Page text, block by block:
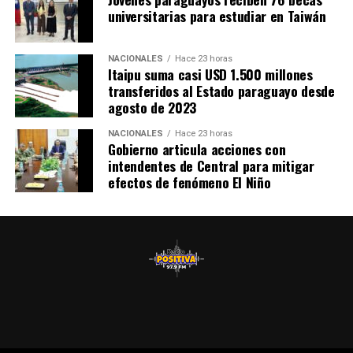
Las Fuerzas Armadas de la Nación, pondrán a
disposición personal y todos sus medios logísticos, con
efectivos, equipos y transporte del Ejército Paraguayo,
la Armada Paraguaya, la Fuerza Aérea Paraguaya y el
Comando Logístico, listos para actuar y asistir a la
ciudadanía en caso de necesidad, informaron las
autoridades nacionales.
de ambos pueblos.universitarias para estudiar en Taiwán
NACIONALES Hace 23 horas
Itaipu suma casi USD 1.500 millones
transferidos al Estado paraguayo desde
agosto de 2023
NACIONALES Hace 23 horas
Gobierno articula acciones con
intendentes de Central para mitigar
efectos de fenómeno El Niño